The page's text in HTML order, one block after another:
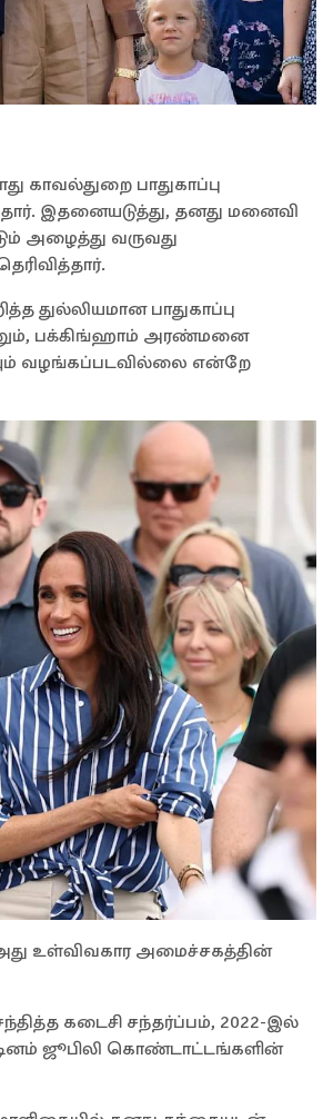
காவல்துறை பாதுகாப்பு
இதனையடுத்து, தனது மனைவி
அழைத்து வருவது
துல்லியமான பாதுகாப்பு
பக்கிங்ஹாம் அரண்மனை
வழங்கப்படவில்லை என்றே
அது உள்விவகார அமைச்சகத்தின்
கடைசி சந்தர்ப்பம், 2022-இல்
ஜூபிலி கொண்டாட்டங்களின்